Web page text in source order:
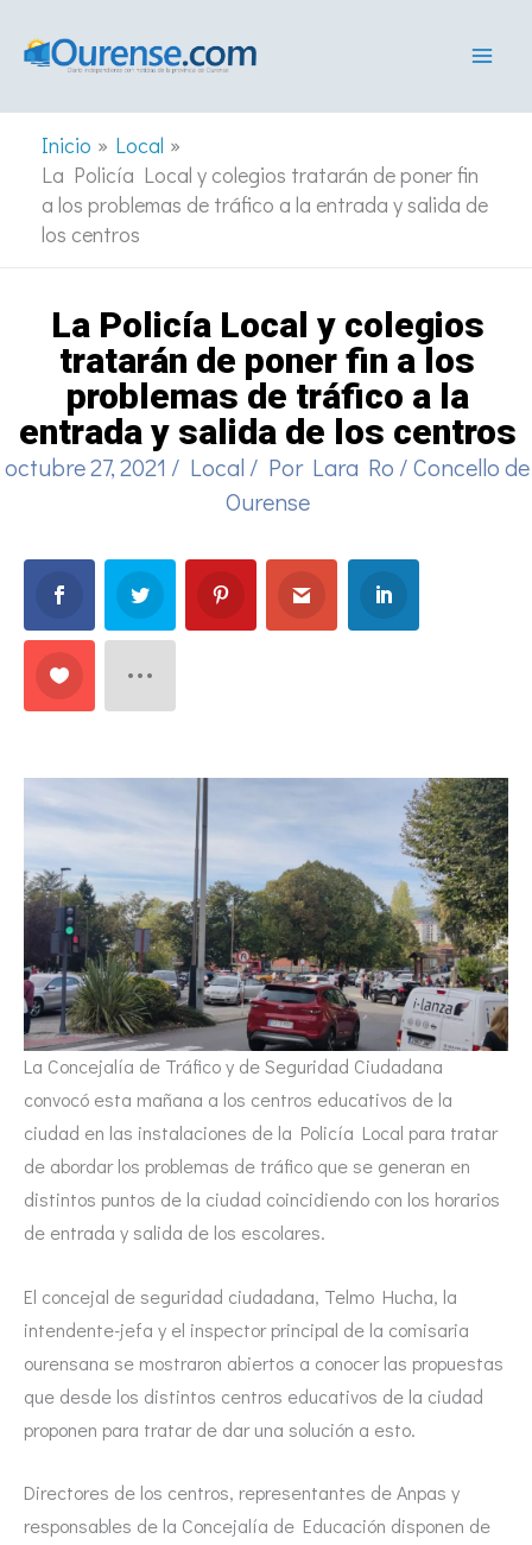
Inicio
Local
La Policía Local y colegios tratarán de poner fin
a los problemas de tráfico a la entrada y salida de
los centros
La Policía Local y colegios
tratarán de poner fin a los
problemas de tráfico a la
entrada y salida de los centros
octubre 27, 2021 / Local / Por Lara Ro /Concello de
Ourense
La Concejalía de Tráfico y de Seguridad Ciudadana
convocó esta mañana a los centros educativos de la
ciudad en las instalaciones de la Policía Local para tratar
de abordar los problemas de tráfico que se generan en
distintos puntos de la ciudad coincidiendo con los horarios
de entrada y salida de los escolares.
El concejal de seguridad ciudadana, Telmo Hucha, la
intendente-jefa y el inspector principal de la comisaria
ourensana se mostraron abiertos a conocer las propuestas
que desde los distintos centros educativos de la ciudad
proponen para tratar de dar una solución a esto.
Directores de los centros, representantes de Anpas y
responsables de la Concejalía de Educación disponen de